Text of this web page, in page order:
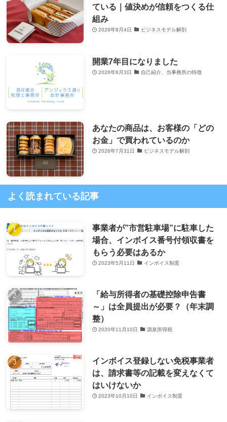
ている｜値決めが信頼をつくる仕
組み
2026年8月4日 ビジネスモデル解剖
開業7年目になりました
2026年8月3日 自己紹介、当事務所の特徴
あなたの商品は、お客様の「どの
お金」で買われているのか
2026年7月31日 ビジネスモデル解剖
よく読まれている記事
事業者が”市営駐車場”に駐車した
場合、インボイス番号付領収書を
もらう必要はあるか
2023年5月11日 インボイス制度
「給与所得者の基礎控除申告書
～」は全員提出が必要？（年末調
整）
2020年11月10日 源泉所得税
インボイス登録しない免税事業者
は、請求書等の記載を変えなくて
はいけないか
2023年10月10日 インボイス制度